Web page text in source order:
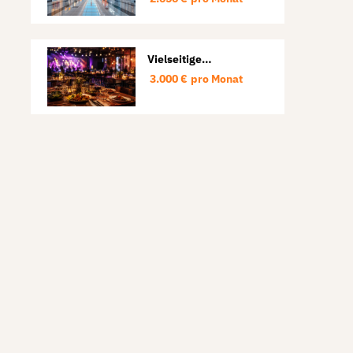
Vielseitige
für Restaurant,
3.000 € pro Monat